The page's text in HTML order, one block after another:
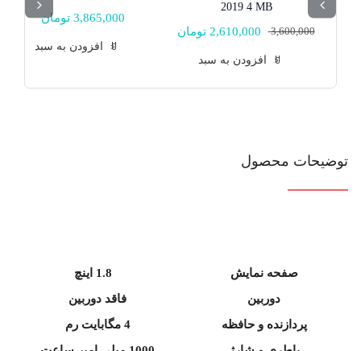
ماه
2019 4 MB
3,600,000
قیمت
3,600,000 تومان
2,610,000 تومان
قیمت
2,610,000 تومان.افزودن به سبد
3,865,000 تومان
افزودن به سبد
توضیحات محصول
صفحه نمایش
دوربین
فاقد دوربین
پردازنده و حافظه
4 مگابایت رم